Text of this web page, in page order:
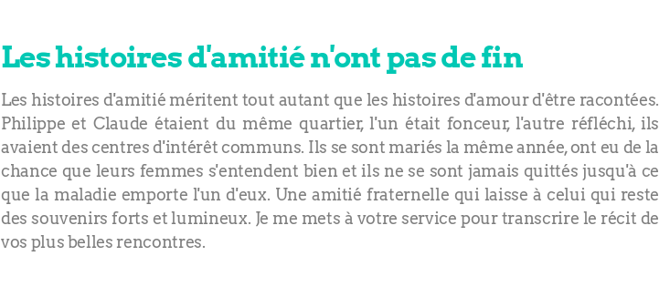
Les histoires d'amitié n'ont pas de fin
Les histoires d'amitié méritent tout autant que les histoires d'amour d'être racontées.
Philippe et Claude étaient du même quartier, l'un était fonceur, l'autre réfléchi, ils
avaient des centres d'intérêt communs. Ils se sont mariés la même année, ont eu de la
chance que leurs femmes s'entendent bien et ils ne se sont jamais quittés jusqu'à ce
que la maladie emporte l'un d'eux. Une amitié fraternelle qui laisse à celui qui reste
des souvenirs forts et lumineux. Je me mets à votre service pour transcrire le récit de
vos plus belles rencontres.